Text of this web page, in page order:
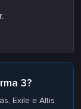
3?
Exile e Altis